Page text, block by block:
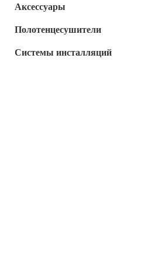
Аксессуары
Полотенцесушители
Системы инсталляций